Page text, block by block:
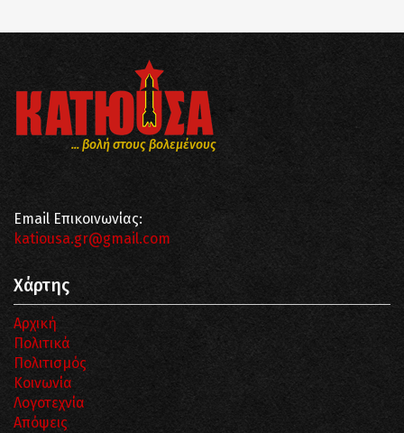
... βολή στους βολεμένους
Email Επικοινωνίας:
katiousa.gr@gmail.com
Χάρτης
Αρχική
Πολιτικά
Πολιτισμός
Κοινωνία
Λογοτεχνία
Απόψεις